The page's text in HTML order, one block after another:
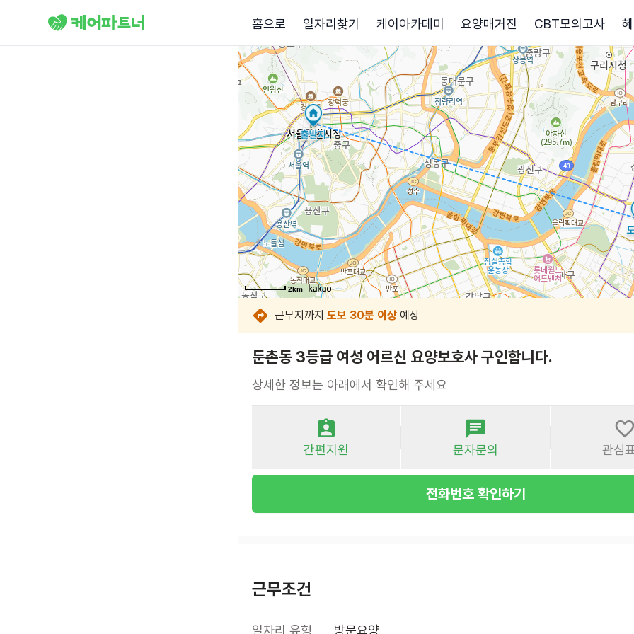
홈으로 일자리찾기 케어아카데미 요양매거진 CBT모의고사
2km
2km
2km
2km
2km
2km
2km
2km
근무지까지 도보 30분 이상 예상
둔촌동 3등급 여성 어르신 요양보호사 구인합니다.
상세한 정보는 아래에서 확인해 주세요
간편지원 문자문의 관심
전화번호 확인하기
근무조건
일자리 유형 방문요양